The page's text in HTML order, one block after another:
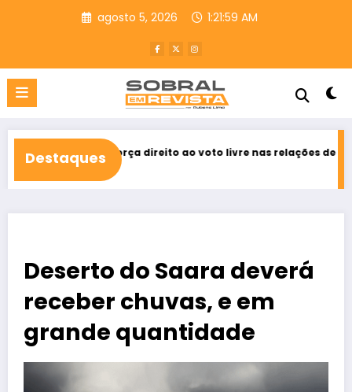
agosto 5, 2026 1:22:00 AM
Destaques
direito ao voto livre nas relações de trabalho SUS
Deserto do Saara deverá
receber chuvas, e em
grande quantidade